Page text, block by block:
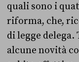
quali sono i
riforma, che,
di legge
alcune novità